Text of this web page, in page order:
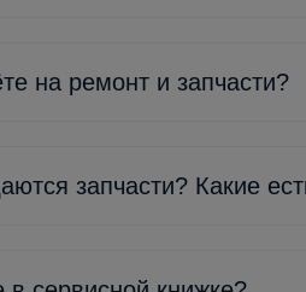
на ремонт и запчасти?
запчасти? Какие